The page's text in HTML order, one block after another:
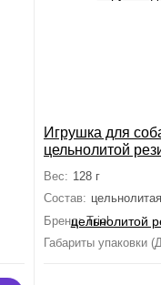
мм×35 мм
Игрушка для
цельнолитой
Вес: 128 г
Состав:
Бренд: Triol
Габариты упаковки